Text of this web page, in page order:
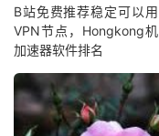
B站免费推荐稳定可以
VPN节点，Hongkong
加速器软件排名